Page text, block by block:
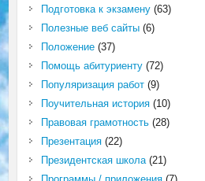
Подготовка к экзамену(63)
Полезные веб сайты(6)
Положение(37)
Помощь абитуриенту(72)
Популяризация работ(9)
Поучительная история(10)
Правовая грамотность(28)
Презентация(22)
Президентская школа(21)